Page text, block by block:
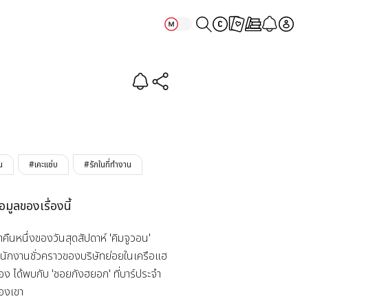
#เคะแซ่บ #รักในที่ทำงาน
มูลของเรื่องนี้
คืนหนึ่งของวันสุดสัปดาห์ 'คิมจูวอน'
กงานชั่วคราวของบริษัทย่อยในเครือแฮ
ง ได้พบกับ 'ชอยกังฮยอก' ที่บาร์ประจำ
เขา